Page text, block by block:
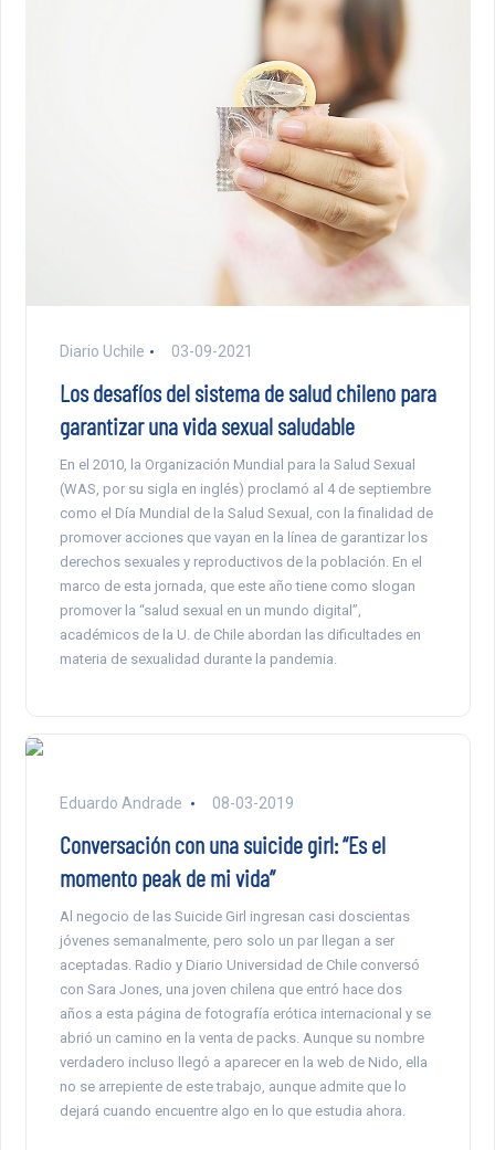
Diario Uchile 03-09-2021
Los desafíos del sistema de salud chileno para
garantizar una vida sexual saludable
En el 2010, la Organización Mundial para la Salud Sexual
(WAS, por su sigla en inglés) proclamó al 4 de septiembre
como el Día Mundial de la Salud Sexual, con la finalidad de
promover acciones que vayan en la línea de garantizar los
derechos sexuales y reproductivos de la población. En el
marco de esta jornada, que este año tiene como slogan
promover la “salud sexual en un mundo digital”,
académicos de la U. de Chile abordan las dificultades en
materia de sexualidad durante la pandemia.
Eduardo Andrade 08-03-2019
Conversación con una suicide girl: “Es el
momento peak de mi vida”
Al negocio de las Suicide Girl ingresan casi doscientas
jóvenes semanalmente, pero solo un par llegan a ser
aceptadas. Radio y Diario Universidad de Chile conversó
con Sara Jones, una joven chilena que entró hace dos
años a esta página de fotografía erótica internacional y se
abrió un camino en la venta de packs. Aunque su nombre
verdadero incluso llegó a aparecer en la web de Nido, ella
no se arrepiente de este trabajo, aunque admite que lo
dejará cuando encuentre algo en lo que estudia ahora.